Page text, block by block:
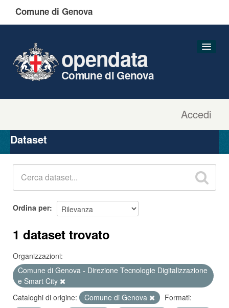
Comune di Genova
Accedi
opendata
Comune di Genova
Organizzazioni
Gruppi
Dataset
Ordina per
1 dataset trovato
Organizzazioni:
Comune di Genova - Direzione Tecnologie Digitalizzazione
e Smart City
Cataloghi di origine:
Comune di Genova
Formati: